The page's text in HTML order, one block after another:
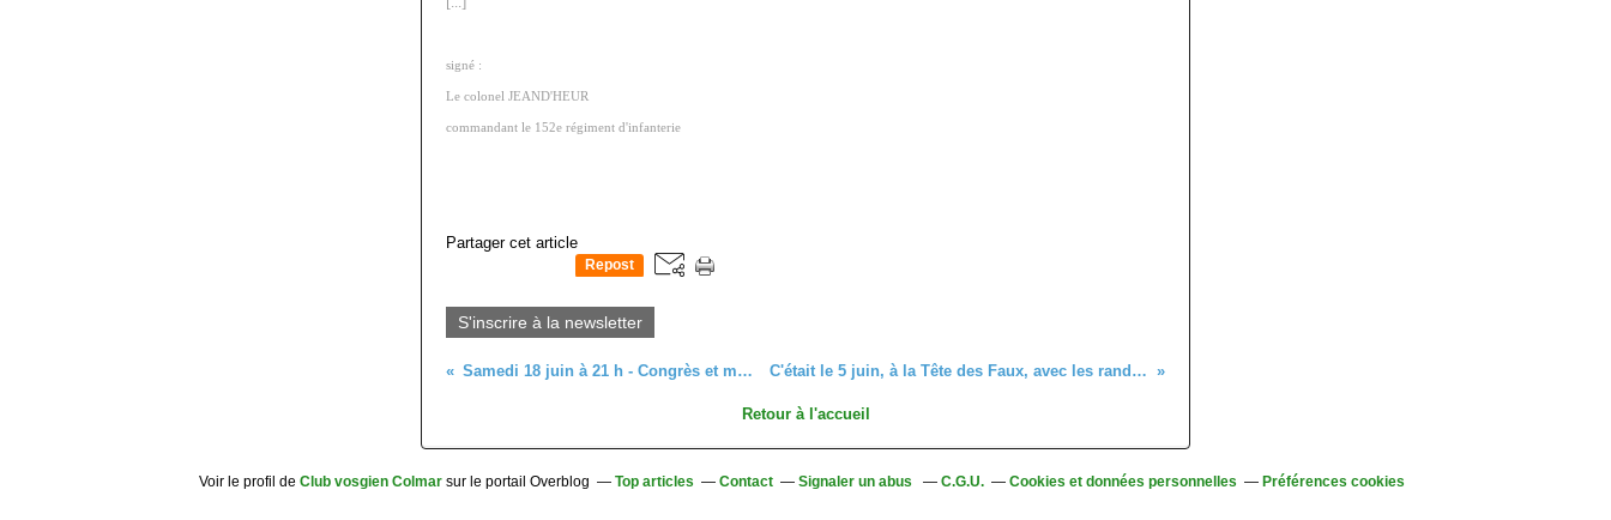
signé :
Le colonel JEAND'HEUR
commandant le 152e régiment d'infanterie
Partager cet article
Repost
S'inscrire à la newsletter
Samedi 18 juin à 21 h - Congrès et musique C'était le 5 juin, à la Tête des Faux, avec les randonneurs
Retour à l'accueil
Voir le profil de Club vosgien Colmar sur le portail Overblog Top articles Contact Signaler un abus C.G.U. Cookies et données personnelles Préférences cookies